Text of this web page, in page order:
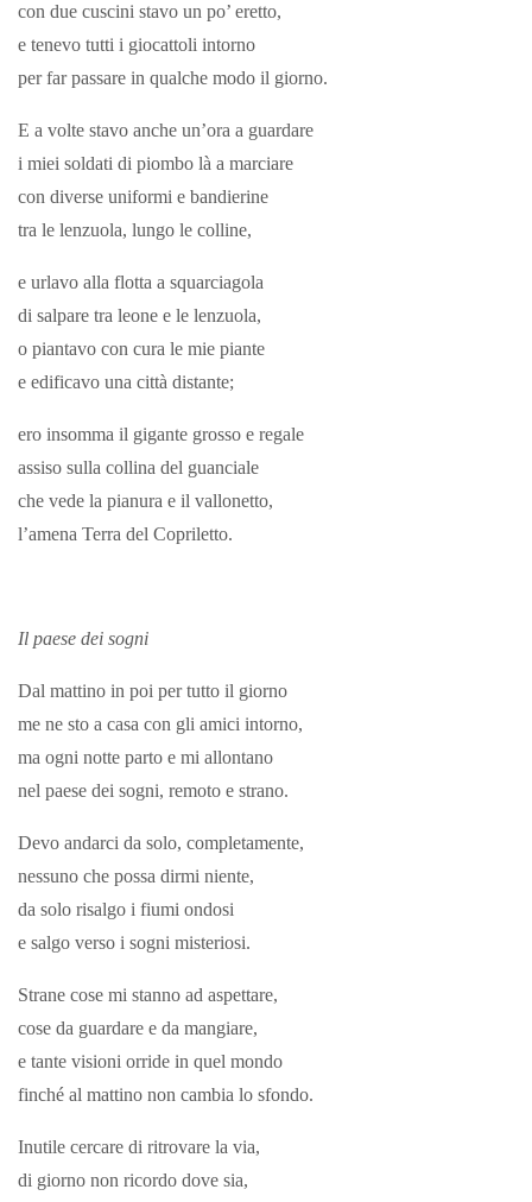
con due cuscini stavo un po’ eretto,
e tenevo tutti i giocattoli intorno
per far passare in qualche modo il giorno.
E a volte stavo anche un’ora a guardare
i miei soldati di piombo là a marciare
con diverse uniformi e bandierine
tra le lenzuola, lungo le colline,
e urlavo alla flotta a squarciagola
di salpare tra leone e le lenzuola,
o piantavo con cura le mie piante
e edificavo una città distante;
ero insomma il gigante grosso e regale
assiso sulla collina del guanciale
che vede la pianura e il vallonetto,
l’amena Terra del Copriletto.
Il paese dei sogni
Dal mattino in poi per tutto il giorno
me ne sto a casa con gli amici intorno,
ma ogni notte parto e mi allontano
nel paese dei sogni, remoto e strano.
Devo andarci da solo, completamente,
nessuno che possa dirmi niente,
da solo risalgo i fiumi ondosi
e salgo verso i sogni misteriosi.
Strane cose mi stanno ad aspettare,
cose da guardare e da mangiare,
e tante visioni orride in quel mondo
finché al mattino non cambia lo sfondo.
Inutile cercare di ritrovare la via,
di giorno non ricordo dove sia,